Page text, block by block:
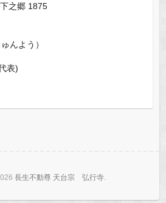
之郷 1875
んよう）
表)
長生不動尊 天台宗 弘行寺.